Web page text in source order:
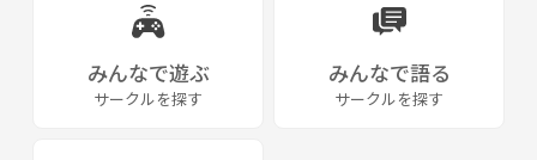
みんなで遊ぶ
サークルを探す
みんなで語る
サークルを探す